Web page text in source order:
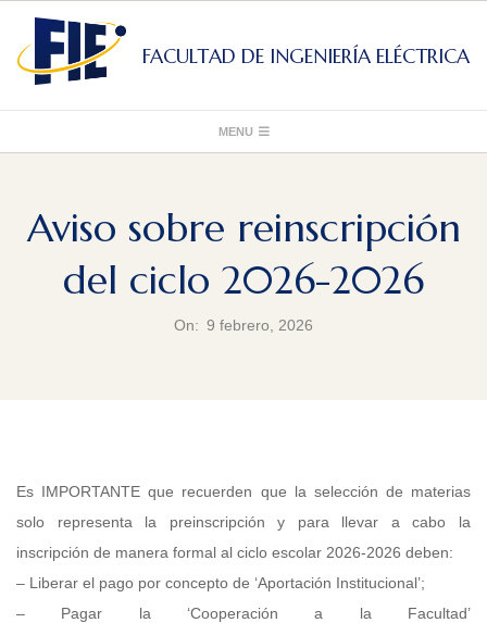
content
FACULTAD DE INGENIERÍA ELÉCTRICA
Navigation
MENU
Aviso sobre reinscripción
del ciclo 2026-2026
On: 9 febrero, 2026
Es IMPORTANTE que recuerden que la selección de materias
solo representa la preinscripción y para llevar a cabo la
inscripción de manera formal al ciclo escolar 2026-2026 deben:
– Liberar el pago por concepto de ‘Aportación Institucional’;
– Pagar la ‘Cooperación a la Facultad’